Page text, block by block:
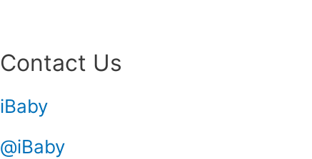
Contact Us
iBaby
@iBaby